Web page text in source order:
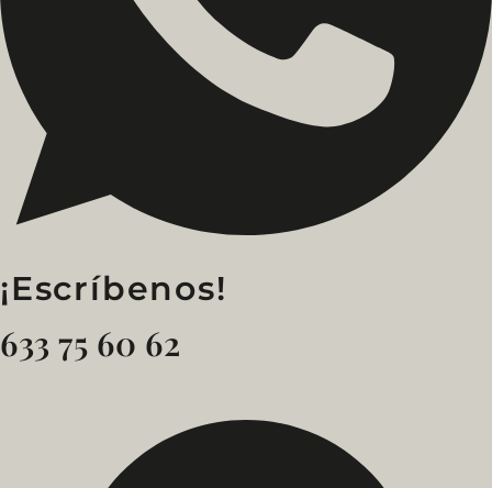
¡Escríbenos!
633 75 60 62